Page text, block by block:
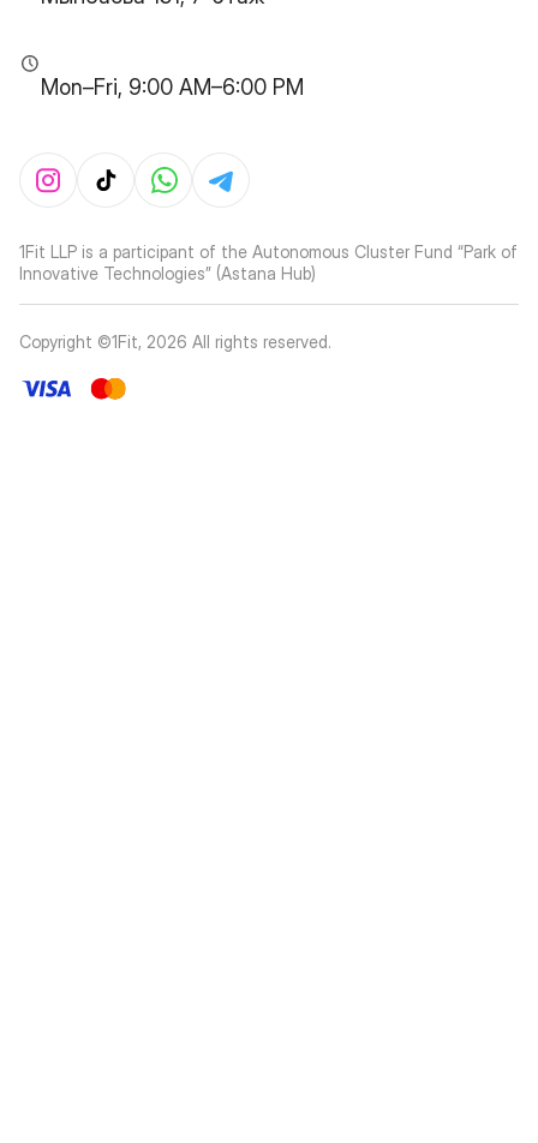
Mon–Fri, 9:00 AM–6:00 PM
1Fit LLP is a participant of the Autonomous Cluster Fund “Park of
Innovative Technologies” (Astana Hub)
Copyright ©1Fit, 2026 All rights reserved.